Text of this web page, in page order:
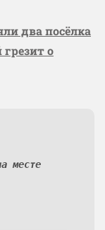
два посёлка
о
месте